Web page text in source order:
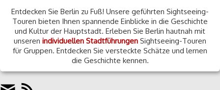
Entdecken Sie Berlin zu Fuß! Unsere geführten Sightseeing-
Touren bieten Ihnen spannende Einblicke in die Geschichte
und Kultur der Hauptstadt. Erleben Sie Berlin hautnah mit
unseren individuellen Stadtführungen Sightseeing-Touren
für Gruppen. Entdecken Sie versteckte Schätze und lernen
die Geschichte kennen.